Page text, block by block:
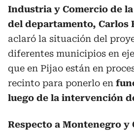
Industria y Comercio de
del departamento, Carlos
aclaró la situación del
diferentes municipios en
que en Pijao están en
recinto para ponerlo en
luego de la intervención
Respecto a Montenegro y